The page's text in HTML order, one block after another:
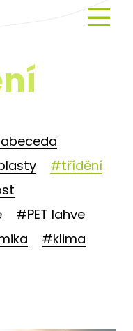
Menu
#třídění
#PET lahve
#klima